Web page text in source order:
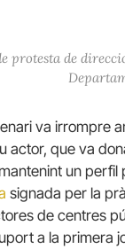
protesta de
va irrompre
actor, que va
un perfil
signada per la
de centres
a la primera